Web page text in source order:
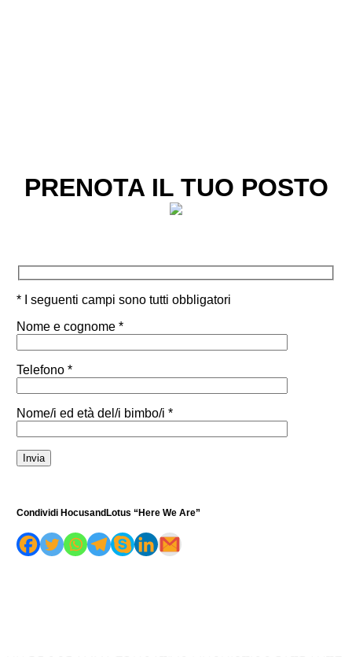
PRENOTA IL TUO POSTO
* I seguenti campi sono tutti obbligatori
Nome e cognome *
Telefono *
Nome/i ed età del/i bimbo/i *
Condividi HocusandLotus “Here We Are”